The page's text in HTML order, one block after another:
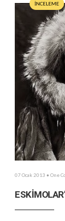
İNCELEME
07 Ocak 2013 • One